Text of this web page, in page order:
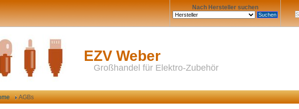
Nach Hersteller suchen
EZV Weber
Großhandel für Elektro-Zubehör
AGBs